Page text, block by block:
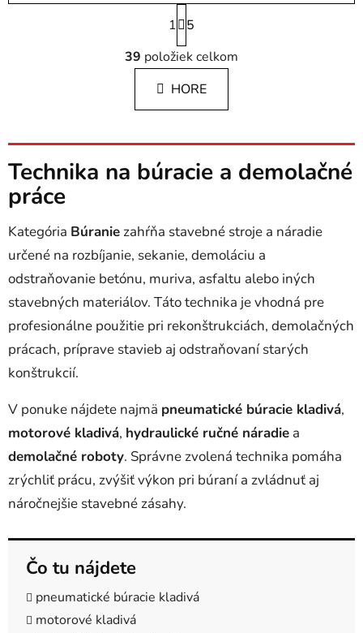
O
v
l
á
d
c
i
e
v
k
y
v
ý
p
i
S
t
r
á
n
k
n
i
e
1
5
39 položiek celkom
HORE
Technika na búracie a demolačné
práce
Kategória Búranie zahŕňa stavebné stroje a náradie
určené na rozbíjanie, sekanie, demoláciu a
odstraňovanie betónu, muriva, asfaltu alebo iných
stavebných materiálov. Táto technika je vhodná pre
profesionálne použitie pri rekonštrukciách, demolačných
prácach, príprave stavieb aj odstraňovaní starých
konštrukcií.
V ponuke nájdete najmä pneumatické búracie kladivá,
motorové kladivá, hydraulické ručné náradie a
demolačné roboty. Správne zvolená technika pomáha
zrýchliť prácu, zvýšiť výkon pri búraní a zvládnuť aj
náročnejšie stavebné zásahy.
Čo tu nájdete
pneumatické búracie kladivá
motorové kladivá